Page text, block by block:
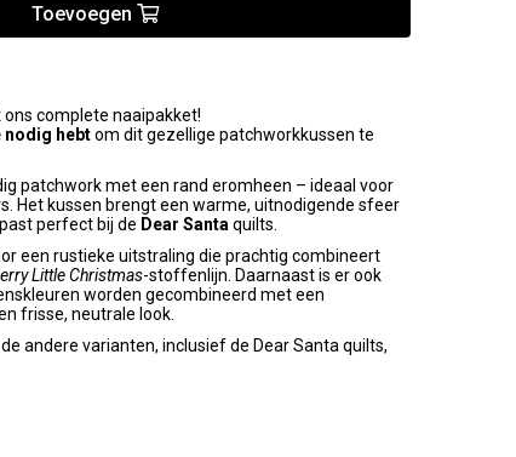
Toevoegen
complete naaipakket!
nodig hebtom dit gezellige patchworkkussen te
patchwork met een rand eromheen – ideaal voor
Het kussen brengt een warme, uitnodigende sfeer
perfect bij de Dear Santa quilts.
een rustieke uitstraling die prachtig combineert
Little Christmas-stoffenlijn. Daarnaast is er ook
worden gecombineerd met een
frisse, neutrale look.
andere varianten, inclusief de Dear Santa quilts,